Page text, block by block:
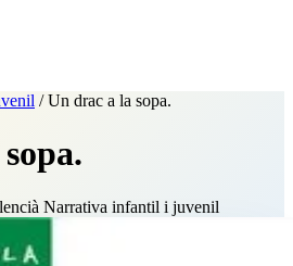
/ Un drac a la sopa.
Narrativa infantil i juvenil